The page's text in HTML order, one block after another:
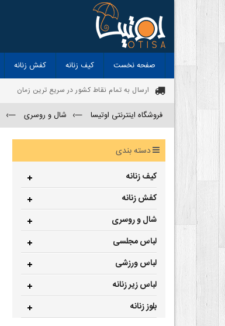
صفحه نخست کیف زنانه کفش زنانه
ارسال به تمام نقاط کشور در سریع ترین زمان
فروشگاه اینترنتی اوتیسا —› شال و روسری —›
دسته بندی
کیف زنانه
کفش زنانه
شال و روسری
لباس مجلسی
لباس ورزشی
لباس زیر زنانه
بلوز زنانه